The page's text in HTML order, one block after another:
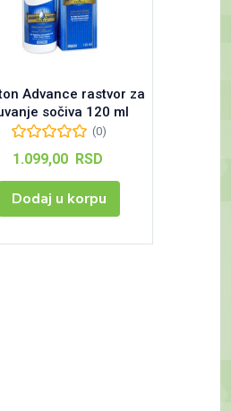
Advance rastvor za
sočiva 120 ml
(0)
1.099,00 RSD
Dodaj u korpu